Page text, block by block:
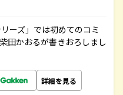
ーズ」では初めてのコミ
田かおるが書きおろしまし
詳細を見る